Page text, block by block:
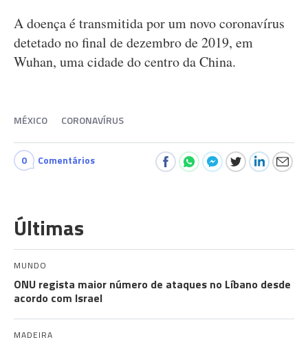
A doença é transmitida por um novo coronavírus
detetado no final de dezembro de 2019, em
Wuhan, uma cidade do centro da China.
MÉXICO CORONAVÍRUS
0 Comentários
Últimas
MUNDO
ONU regista maior número de ataques no Líbano desde
acordo com Israel
MADEIRA